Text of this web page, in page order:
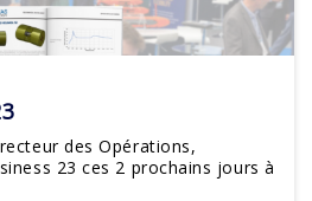
des Opérations,
23 ces 2 prochains jours à